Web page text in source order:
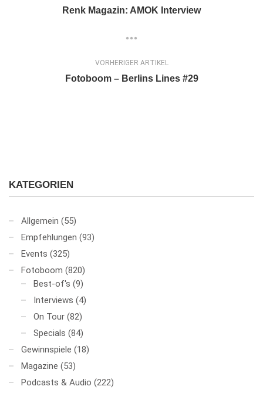
Renk Magazin: AMOK Interview
VORHERIGER ARTIKEL
Fotoboom – Berlins Lines #29
KATEGORIEN
Allgemein (55)
Empfehlungen (93)
Events (325)
Fotoboom (820)
Best-of's (9)
Interviews (4)
On Tour (82)
Specials (84)
Gewinnspiele (18)
Magazine (53)
Podcasts & Audio (222)